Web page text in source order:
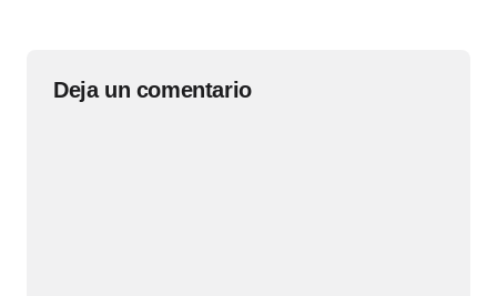
Deja un comentario